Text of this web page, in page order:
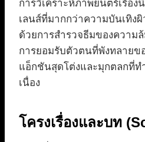
การวิเคราะห์ภาพยนตร์เรื่อง
เลนส์ที่มากกว่าความบันเทิงผิ
ด้วยการสำรวจธีมของความ
การยอมรับตัวตนที่พังทลายข
แอ็กชันสุดโต่งและมุกตลกที่ท
เนื่อง
โครงเรื่องและบท